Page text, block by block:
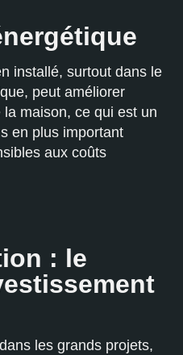
installé, surtout dans le
peut améliorer
la maison, ce qui est un
en plus important
aux coûts
: le
les grands projets,